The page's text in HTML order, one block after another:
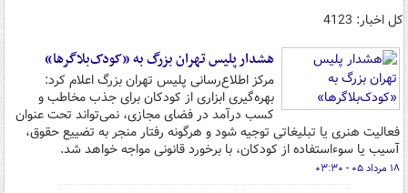
کل اخبار: 4123
هشدار پلیس تهران بزرگ به «کودک‌بلاگرها»
مرکز اطلاع‌رسانی پلیس تهران بزرگ اعلام کرد:
بهره‌گیری ابزاری از کودکان برای جذب مخاطب و
کسب درآمد در فضای مجازی، نمی‌تواند تحت عنوان
فعالیت هنری یا تبلیغاتی توجیه شود و هرگونه رفتار منجر به تضییع حقوق،
آسیب یا سوءاستفاده از کودکان، با برخورد قانونی مواجه خواهد شد.
۱۸ مرداد ۰۵ - ۰۳:۳۰